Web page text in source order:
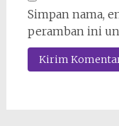
Simpan nama,
peramban ini